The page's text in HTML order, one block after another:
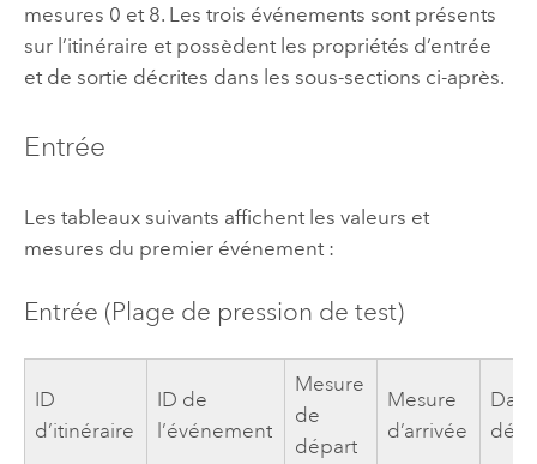
mesures 0 et 8. Les trois événements sont présents
sur l’itinéraire et possèdent les propriétés d’entrée
et de sortie décrites dans les sous-sections ci-après.
Entrée
Les tableaux suivants affichent les valeurs et
mesures du premier événement :
Entrée (Plage de pression de test)
ID
d’itinéraire
ID de
l’événement
Mesure
de
départ
Mesure
d’arrivée